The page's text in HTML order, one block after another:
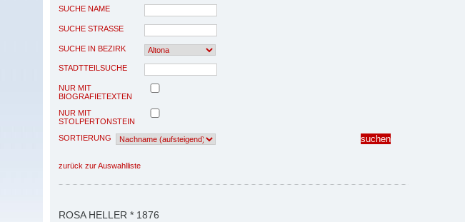
SUCHE NAME
SUCHE STRASSE
SUCHE IN BEZIRK
STADTTEILSUCHE
NUR MIT
BIOGRAFIETEXTEN
NUR MIT
STOLPERTONSTEIN
SORTIERUNG
zurück zur Auswahlliste
ROSA HELLER * 1876